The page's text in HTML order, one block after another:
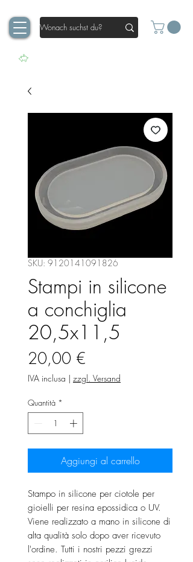
SKU: 9120141091826
Stampi in silicone
a conchiglia
20,5x11,5
20,00 €
IVA inclusa | zzgl. Versand
Quantità *
Aggiungi al carrello
Stampo in silicone per ciotole per
gioielli per resina epossidica o UV.
Viene realizzato a mano in silicone di
alta qualità solo dopo aver ricevuto
l'ordine. Tutti i nostri pezzi grezzi